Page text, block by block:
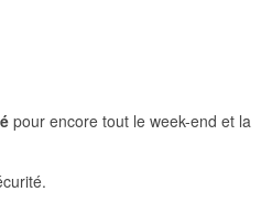
pour encore tout le week-end et la